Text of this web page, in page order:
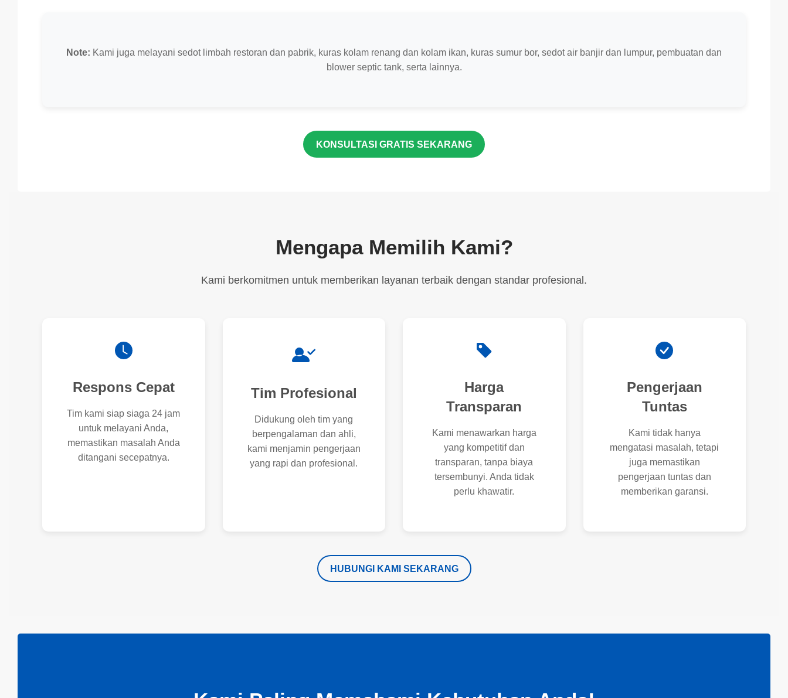
Note: Kami juga melayani sedot limbah restoran dan pabrik, kuras kolam renang dan kolam ikan, kuras sumur bor, sedot air banjir dan lumpur, pembuatan dan
blower septic tank, serta lainnya.
KONSULTASI GRATIS SEKARANG
Mengapa Memilih Kami?
Kami berkomitmen untuk memberikan layanan terbaik dengan standar profesional.
Respons Cepat
Tim kami siap siaga 24 jam
untuk melayani Anda,
memastikan masalah Anda
ditangani secepatnya.
Tim Profesional
Didukung oleh tim yang
berpengalaman dan ahli,
kami menjamin pengerjaan
yang rapi dan profesional.
Harga
Transparan
Kami menawarkan harga
yang kompetitif dan
transparan, tanpa biaya
tersembunyi. Anda tidak
perlu khawatir.
Pengerjaan
Tuntas
Kami tidak hanya
mengatasi masalah, tetapi
juga memastikan
pengerjaan tuntas dan
memberikan garansi.
HUBUNGI KAMI SEKARANG